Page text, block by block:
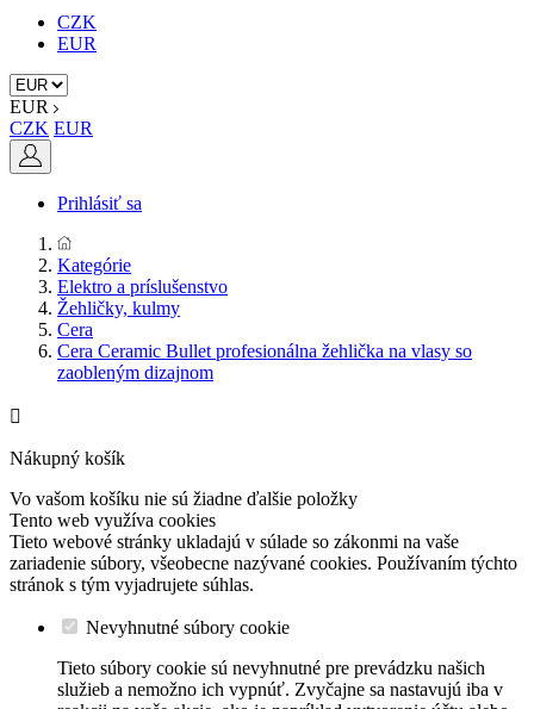
CZK
EUR
EUR
CZK EUR
Prihlásiť sa
Kategórie
Elektro a príslušenstvo
Žehličky, kulmy
Cera
Cera Ceramic Bullet profesionálna žehlička na vlasy so
zaobleným dizajnom

Nákupný košík
Vo vašom košíku nie sú žiadne ďalšie položky
Tento web využíva cookies
Tieto webové stránky ukladajú v súlade so zákonmi na vaše
zariadenie súbory, všeobecne nazývané cookies. Používaním týchto
stránok s tým vyjadrujete súhlas.
Nevyhnutné súbory cookie
Tieto súbory cookie sú nevyhnutné pre prevádzku našich
služieb a nemožno ich vypnúť. Zvyčajne sa nastavujú iba v